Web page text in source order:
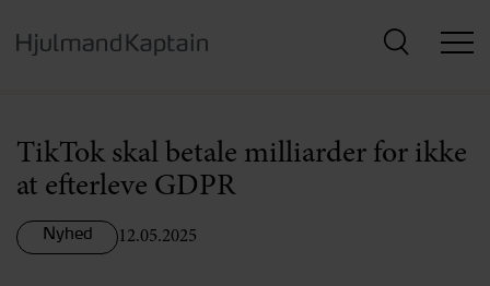
hovedindhold
TikTok skal betale milliarder for ikke
at efterleve GDPR
Nyhed 12.05.2025